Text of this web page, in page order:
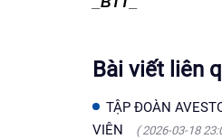
Bài viết liên
TẬP ĐOÀN
VIÊN
( 2026-03-18